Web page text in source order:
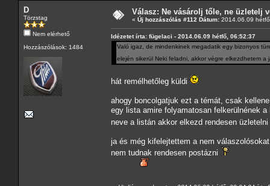
D
Törzstag
Nem elérhető
Hozzászólások: 1484
Válasz: Ne vásárolj tőle, ne üzletelj
« Új hozzászólás #112 Dátum: 2014.06.09
Idézetet írta: fügelaci - 2014.06.09 hétfő, 06:52:37
Való igaz, de mindenkinek megadatik egy bizonyos
elején sikerül Neki feladni, akkor végre elkezdhetem
hát remélhetőleg küldi
ahogy boncolgatjuk ezt a témát, csak
egy lista amire folyamatosan felkerülnének
neve a listán akkor elkezd rendesen
ja és még kifelejtettem a nem
nem tudnak rendesen postázni